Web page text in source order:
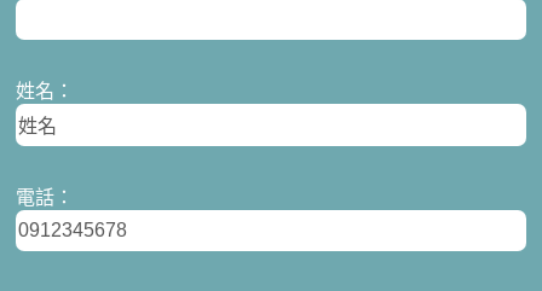
姓名：
電話：